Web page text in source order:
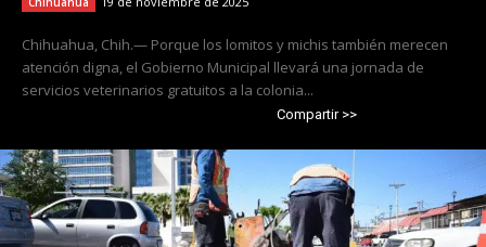
Chihuahua, Chih.— Porque los lomitos y michis también merecen
atención digna, el Gobierno Municipal llevará una jornada de
servicios veterinarios gratuitos a la colonia...
Compartir >>